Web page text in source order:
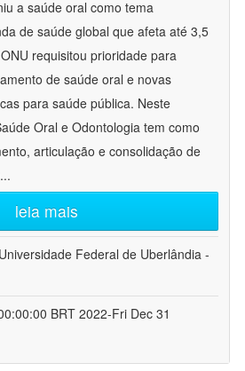
a saúde oral como tema
de saúde global que afeta até 3,5
requisitou prioridade para
de saúde oral e novas
para saúde pública. Neste
Oral e Odontologia tem como
articulação e consolidação de
...
leia mais
Universidade Federal de Uberlândia -
BRT 2022-Fri Dec 31